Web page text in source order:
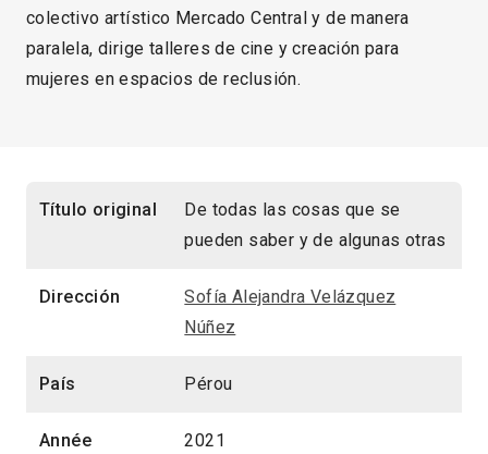
colectivo artístico Mercado Central y de manera
paralela, dirige talleres de cine y creación para
mujeres en espacios de reclusión.
Título original
De todas las cosas que se
pueden saber y de algunas otras
Dirección
Sofía Alejandra Velázquez
Núñez
País Pérou
Année 2021